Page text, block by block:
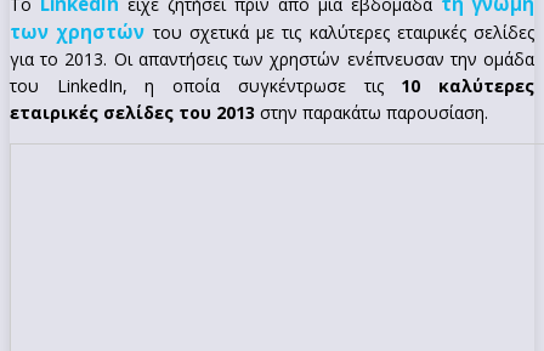
των χρηστών του σχετικά με τις καλύτερες εταιρικές σελίδες
για το 2013. Οι απαντήσεις των χρηστών ενέπνευσαν την ομάδα
του LinkedIn, η οποία συγκέντρωσε τις 10 καλύτερες
εταιρικές σελίδες του 2013 στην παρακάτω παρουσίαση.